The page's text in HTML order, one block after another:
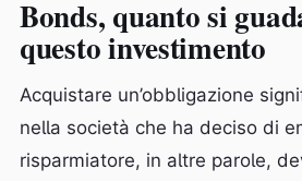
Bonds, quanto si
questo investimento
Acquistare un’obbligazione
nella società che ha deciso di
risparmiatore, in altre parole,